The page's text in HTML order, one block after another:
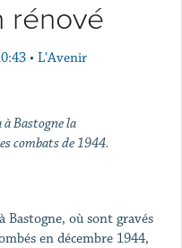
rénové
• L'Avenir
Bastogne la
combats de 1944.
Bastogne, où sont gravés
en décembre 1944,